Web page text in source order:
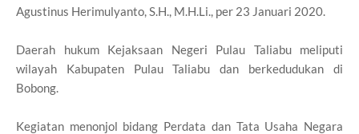
Agustinus Herimulyanto, S.H., M.H.Li., per 23 Januari 2020.
Daerah hukum Kejaksaan Negeri Pulau Taliabu meliputi
wilayah Kabupaten Pulau Taliabu dan berkedudukan di
Bobong.
Kegiatan menonjol bidang Perdata dan Tata Usaha Negara